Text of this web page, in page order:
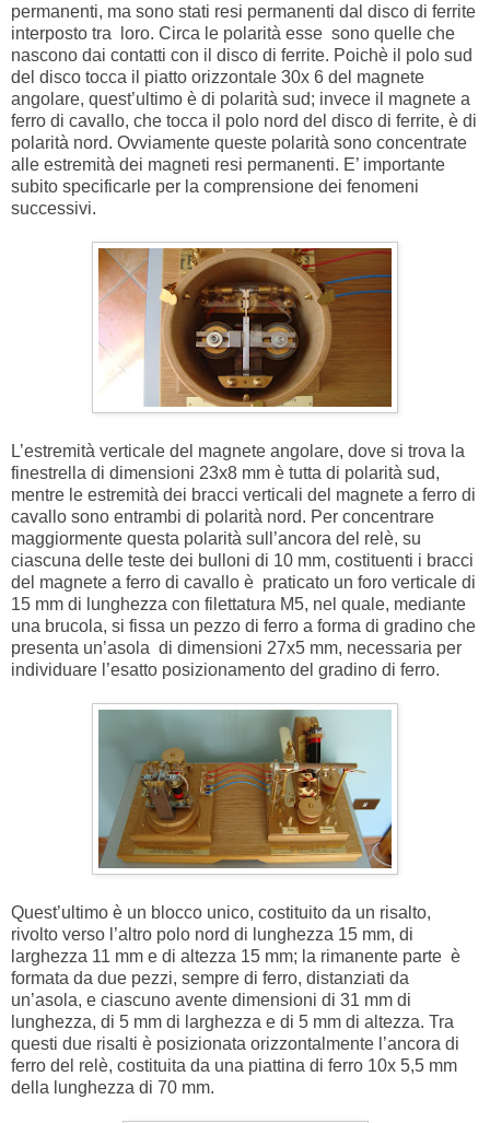
permanenti, ma sono stati resi permanenti dal disco di ferrite
interposto tra loro. Circa le polarità esse sono quelle che
nascono dai contatti con il disco di ferrite. Poichè il polo sud
del disco tocca il piatto orizzontale 30x 6 del magnete
angolare, quest’ultimo è di polarità sud; invece il magnete a
ferro di cavallo, che tocca il polo nord del disco di ferrite, è di
polarità nord. Ovviamente queste polarità sono concentrate
alle estremità dei magneti resi permanenti. E’ importante
subito specificarle per la comprensione dei fenomeni
successivi.
L’estremità verticale del magnete angolare, dove si trova la
finestrella di dimensioni 23x8 mm è tutta di polarità sud,
mentre le estremità dei bracci verticali del magnete a ferro di
cavallo sono entrambi di polarità nord. Per concentrare
maggiormente questa polarità sull’ancora del relè, su
ciascuna delle teste dei bulloni di 10 mm, costituenti i bracci
del magnete a ferro di cavallo è praticato un foro verticale di
15 mm di lunghezza con filettatura M5, nel quale, mediante
una brucola, si fissa un pezzo di ferro a forma di gradino che
presenta un’asola di dimensioni 27x5 mm, necessaria per
individuare l’esatto posizionamento del gradino di ferro.
Quest’ultimo è un blocco unico, costituito da un risalto,
rivolto verso l’altro polo nord di lunghezza 15 mm, di
larghezza 11 mm e di altezza 15 mm; la rimanente parte è
formata da due pezzi, sempre di ferro, distanziati da
un’asola, e ciascuno avente dimensioni di 31 mm di
lunghezza, di 5 mm di larghezza e di 5 mm di altezza. Tra
questi due risalti è posizionata orizzontalmente l’ancora di
ferro del relè, costituita da una piattina di ferro 10x 5,5 mm
della lunghezza di 70 mm.